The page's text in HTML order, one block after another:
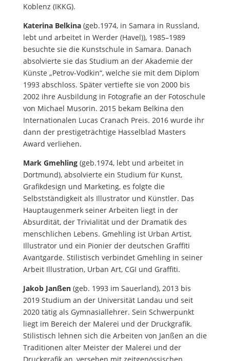
Koblenz (IKKG).
Katerina Belkina(geb.1974, in Samara in Russland,
lebt und arbeitet in Werder (Havel)), 1985–1989
besuchte sie die Kunstschule in Samara. Danach
absolvierte sie das Studium an der Akademie der
Künste „Petrov-Vodkin“, welche sie mit dem Diplom
1993 abschloss. Später vertiefte sie von 2000 bis
2002 ihre Ausbildung in Fotografie an der Fotoschule
von Michael Musorin. 2015 bekam Belkina den
Internationalen Lucas Cranach Preis. 2016 wurde ihr
dann der prestigeträchtige Hasselblad Masters
Award verliehen.
Mark Gmehling(geb.1974, lebt und arbeitet in
Dortmund), absolvierte ein Studium für Kunst,
Grafikdesign und Marketing, es folgte die
Selbstständigkeit als Illustrator und Künstler. Das
Hauptaugenmerk seiner Arbeiten liegt in der
Absurdität, der Trivialität und der Dramatik des
menschlichen Lebens. Gmehling ist Urban Artist,
Illustrator und ein Pionier der deutschen Graffiti
Avantgarde. Stilistisch verbindet Gmehling in seiner
Arbeit Illustration, Urban Art, CGI und Graffiti.
Jakob Janßen(geb. 1993 im Sauerland), 2013 bis
2019 Studium an der Universität Landau und seit
2020 tätig als Gymnasiallehrer. Sein Schwerpunkt
liegt im Bereich der Malerei und der Druckgrafik.
Stilistisch lehnen sich die Arbeiten von Janßen an die
Traditionen alter Meister der Malerei und der